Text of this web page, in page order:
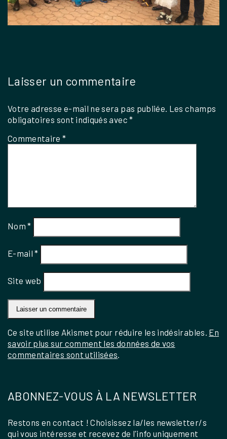
Laisser un commentaire
Votre adresse e-mail ne sera pas publiée. Les champs
obligatoires sont indiqués avec*
Commentaire*
Nom*
E-mail*
Site web
Ce site utilise Akismet pour réduire les indésirables. En
savoir plus sur comment les données de vos
commentaires sont utilisées.
ABONNEZ-VOUS À LA NEWSLETTER
Restons en contact ! Choisissez la/les newsletter/s
qui vous intéresse et recevez de l'info uniquement